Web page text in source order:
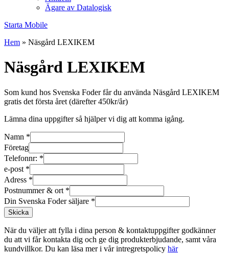
Ägare av Datalogisk
Starta Mobile
Hem » Näsgård LEXIKEM
Näsgård LEXIKEM
Som kund hos Svenska Foder får du använda Näsgård LEXIKEM
gratis det första året (därefter 450kr/år)
Lämna dina uppgifter så hjälper vi dig att komma igång.
Namn *
Företag
Telefonnr: *
e-post *
Adress *
Postnummer & ort *
Din Svenska Foder säljare *
Skicka
När du väljer att fylla i dina person & kontaktuppgifter godkänner
du att vi får kontakta dig och ge dig produkterbjudande, samt våra
kundvillkor. Du kan läsa mer i vår intregretspolicy här